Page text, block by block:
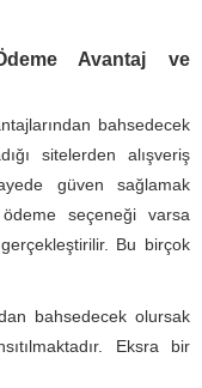
Avantaj ve
bahsedecek
sitelerden alışveriş
güven sağlamak
seçeneği varsa
Bu birçok
bahsedecek olursak
Eksra bir